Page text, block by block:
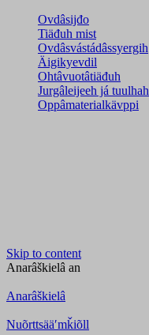
Ovdâsijđo
Tiäđuh mist
Ovdâsvástádâssyergih
Äigikyevdil
Ohtâvuotâtiäđuh
Jurgâleijeeh já tuulhah
Oppâmaterialkävppi
Skip to content
Anarâškielâ an
Anarâškielâ
Nuõrttsääʹmǩiõll